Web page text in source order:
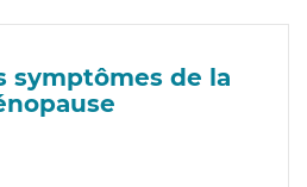
symptômes de la